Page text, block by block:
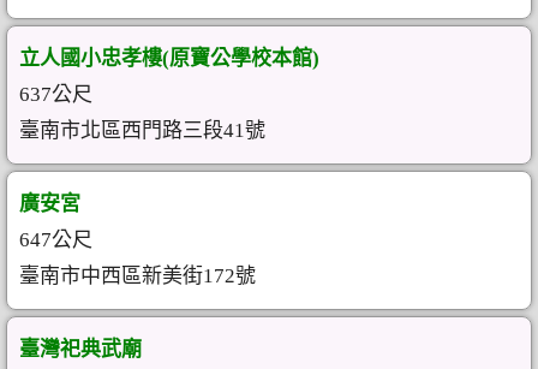
立人國小忠孝樓(原寶公學校本館)
637公尺
臺南市北區西門路三段41號
廣安宮
647公尺
臺南市中西區新美街172號
臺灣祀典武廟